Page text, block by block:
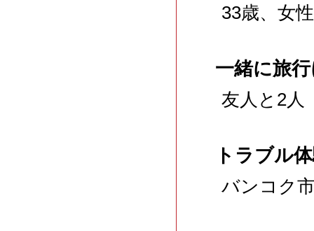
33歳、女
一緒に旅
友人と2人
トラブル
バンコク